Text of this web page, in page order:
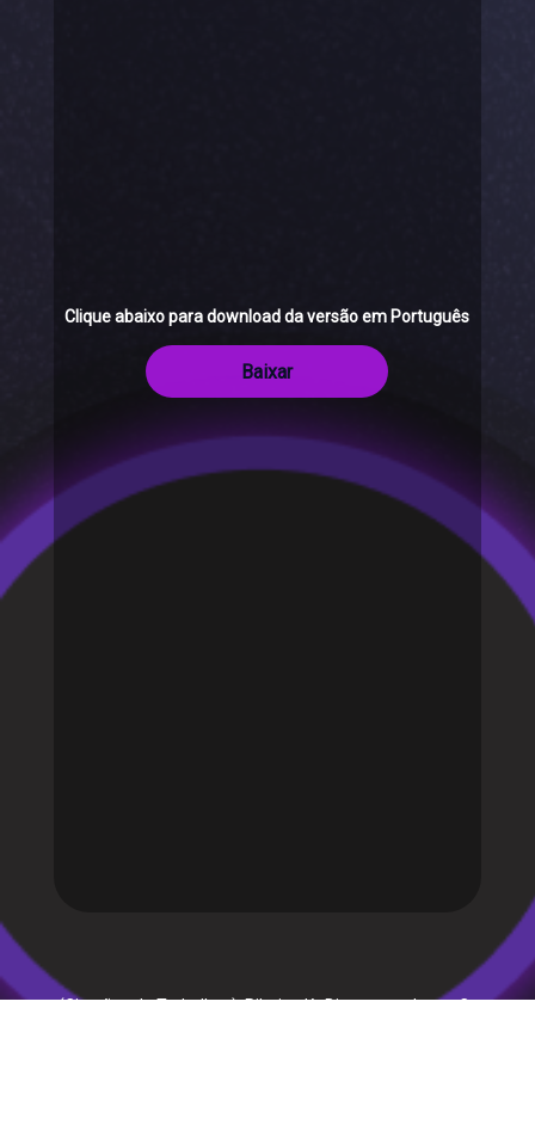
Clique abaixo para download da versão em Português
Baixar
(Citações de Trabalhos): Ribeiro, K., Bitencourt Jorge, C.,